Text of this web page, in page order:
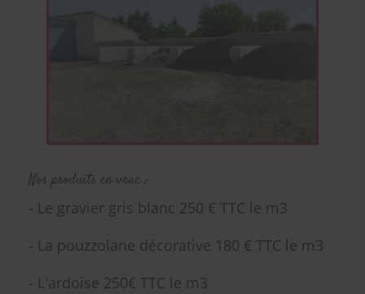
​​​Nos produits en vrac :
- Le gravier gris blanc 250 € TTC le m3
- La pouzzolane décorative 180 € TTC le m3
- L'ardoise 250€ TTC le m3